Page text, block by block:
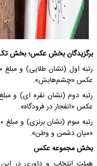
برگزیدگان بخش عکس؛ بخش
عکس «چشم‌هایش».
عکس «انفجار در فرودگاه».
«میان دشمن و وطن».
بخش مجموعه عکس